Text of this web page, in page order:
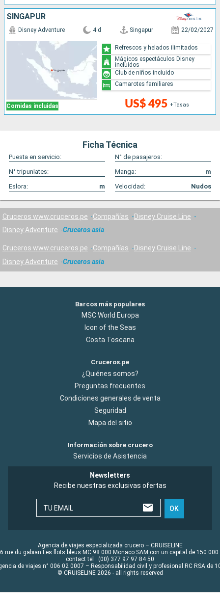
SINGAPUR
Comidas incluidas
Disney Adventure 4 d Singapur 22/02/2027
US$ 495 +Tasas
Refrescos y helados ilimitados
Mágicos espectáculos Disney
incluidos
Club de niños incluido
Camarotes familiares
Ficha Técnica
Puesta en servicio:
N° de pasajeros:
N° tripunlates:
Manga:
m
Eslora:
m Velocidad: Nudos
Cruceros www.cruceros.pe Compañías
Disney Cruise Line
Disney Adventure
Cruceros asia
Cruceros www.cruceros.pe Compañías
Disney Cruise Line
Disney Adventure
Cruceros asia
Barcos más populares
MSC World Europa
Icon of the Seas
Costa Toscana
Cruceros.pe
¿Quiénes somos?
Preguntas frecuentes
Condiciones generales de venta
Seguridad
Mapa del sitio
Información sobre crucero
Servicios de Asistencia
Newsletters
Recibe nuestras exclusivas ofertas
TU EMAIL OK
Agencia de viajes especializada crucero – CRUISELINE
rue du gabian Les flots bleus MC 98 000 Monaco SAM con un capital de 150 000
contact tel : (00) 377 97 97 84 50
de viajes n° 006 02 0007 – Responsabilidad civil y profesional RC RSA de
© CRUISELINE 2026 - all rights reserved